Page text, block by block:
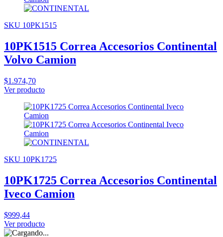
SKU 10PK1515
10PK1515 Correa Accesorios Continental
Volvo Camion
$1.974,70
Ver producto
SKU 10PK1725
10PK1725 Correa Accesorios Continental
Iveco Camion
$999,44
Ver producto